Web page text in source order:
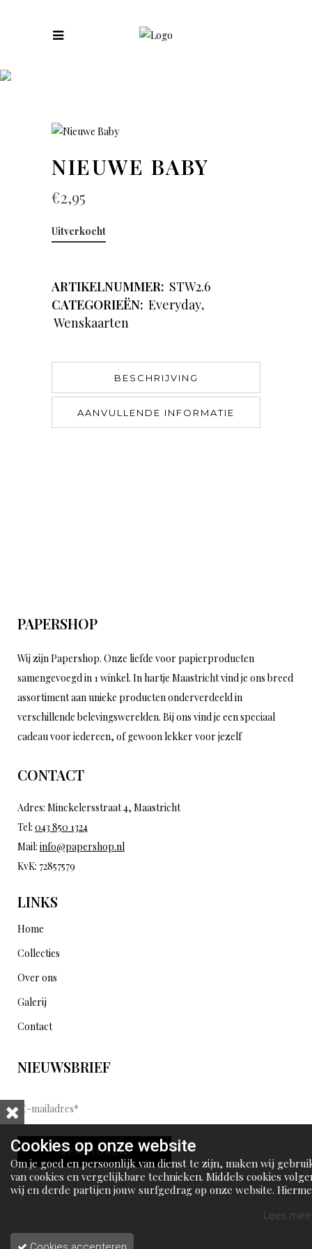
NIEUWE BABY
€2,95
Uitverkocht
ARTIKELNUMMER: STW2.6
CATEGORIEËN: Everyday,
Wenskaarten
BESCHRIJVING
AANVULLENDE INFORMATIE
PAPERSHOP
Wij zijn Papershop. Onze liefde voor papierproducten
samengevoegd in 1 winkel. In hartje Maastricht vind je ons breed
assortiment aan unieke producten onderverdeeld in
verschillende belevingswerelden. Bij ons vind je een speciaal
cadeau voor iedereen, of gewoon lekker voor jezelf
CONTACT
Adres: Minckelersstraat 4, Maastricht
Tel: 043 850 1324
Mail: info@papershop.nl
KvK: 72857579
LINKS
Home
Collecties
Over ons
Galerij
Contact
NIEUWSBRIEF
E
-
m
a
i
l
d
VERSTUREN
Cookies op onze website
Om je goed en persoonlijk van dienst te zijn, maken wij
van cookies en vergelijkbare technieken. Middels cookies
wij en derde partijen jouw surfgedrag op onze website.
Lees